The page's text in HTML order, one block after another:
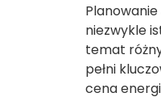
niezwykle
temat
pełni
cena